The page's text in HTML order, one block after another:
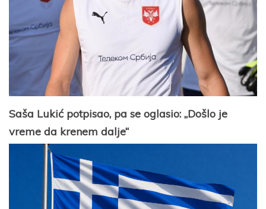
Saša Lukić potpisao, pa se oglasio: „Došlo je
vreme da krenem dalje“